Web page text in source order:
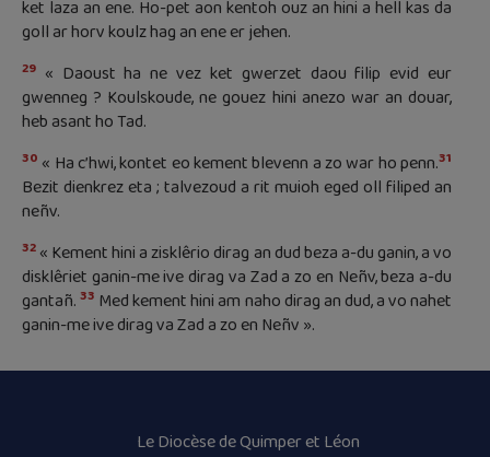
ket laza an ene. Ho-pet aon kentoh ouz an hini a hell kas da
goll ar horv koulz hag an ene er jehen.
29 « Daoust ha ne vez ket gwerzet daou filip evid eur
gwenneg ? Koulskoude, ne gouez hini anezo war an douar,
heb asant ho Tad.
30 « Ha c’hwi, kontet eo kement blevenn a zo war ho penn.31
Bezit dienkrez eta ; talvezoud a rit muioh eged oll filiped an
neñv.
32 « Kement hini a zisklêrio dirag an dud beza a-du ganin, a vo
disklêriet ganin-me ive dirag va Zad a zo en Neñv, beza a-du
gantañ.33 Med kement hini am naho dirag an dud, a vo nahet
ganin-me ive dirag va Zad a zo en Neñv ».
Le Diocèse de Quimper et Léon